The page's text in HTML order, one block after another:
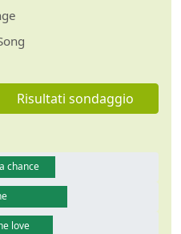
Risultati sondaggio
chance
love